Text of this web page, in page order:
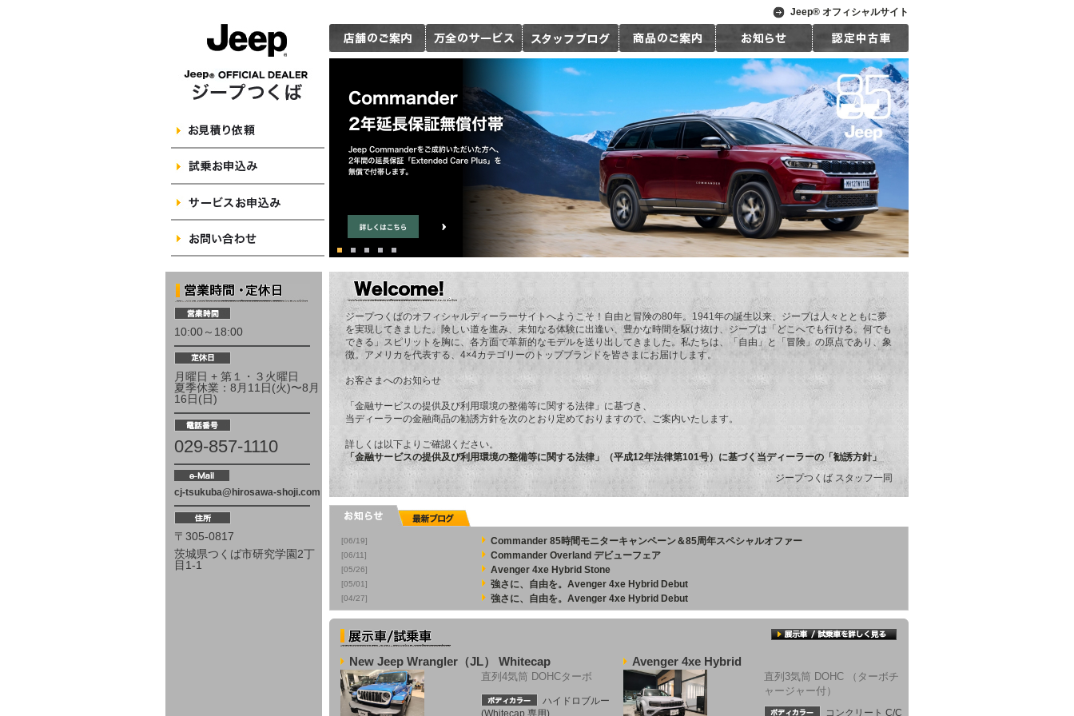
10:00～18:00
月曜日 + 第１・３火曜日
夏季休業：8月11日(火)〜8月
16日(日)
029-857-1110
cj-tsukuba@hirosawa-shoji.com
〒305-0817
茨城県つくば市研究学園2丁
目1-1
Jeep® オフィシャルサイト
ジープつくばのオフィシャルディーラーサイトへようこそ！自由と冒険の80年。1941年の誕生以来、ジープは人々とともに夢
を実現してきました。険しい道を進み、未知なる体験に出逢い、豊かな時間を駆け抜け、ジープは「どこへでも行ける。何でも
できる」スピリットを胸に、各方面で革新的なモデルを送り出してきました。私たちは、「自由」と「冒険」の原点であり、象
徴。アメリカを代表する、4×4カテゴリーのトップブランドを皆さまにお届けします。
お客さまへのお知らせ
「金融サービスの提供及び利用環境の整備等に関する法律」に基づき、
当ディーラーの金融商品の勧誘方針を次のとおり定めておりますので、ご案内いたします。
詳しくは以下よりご確認ください。
「金融サービスの提供及び利用環境の整備等に関する法律」（平成12年法律第101号）に基づく当ディーラーの「勧誘方針」
ジープつくば スタッフ一同
[06/19] Commander 85時間モニターキャンペーン＆85周年スペシャルオファー
[06/11] Commander Overland デビューフェア
[05/26] Avenger 4xe Hybrid Stone
[05/01] 強さに、自由を。Avenger 4xe Hybrid Debut
[04/27] 強さに、自由を。Avenger 4xe Hybrid Debut
New Jeep Wrangler（JL） Whitecap
直列4気筒 DOHCターボ
ハイドロブルー
(Whitecap 専用)
Avenger 4xe Hybrid
直列3気筒 DOHC （ターボチ
ャージャー付）
コンクリート C/C